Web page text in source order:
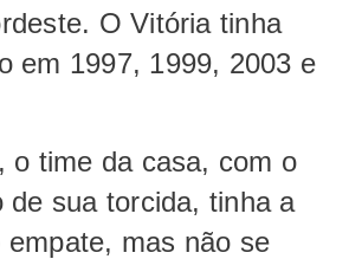
O Vitória tinha
em 1997, 1999, 2003 e
o time da casa, com o
de sua torcida, tinha a
mas não se